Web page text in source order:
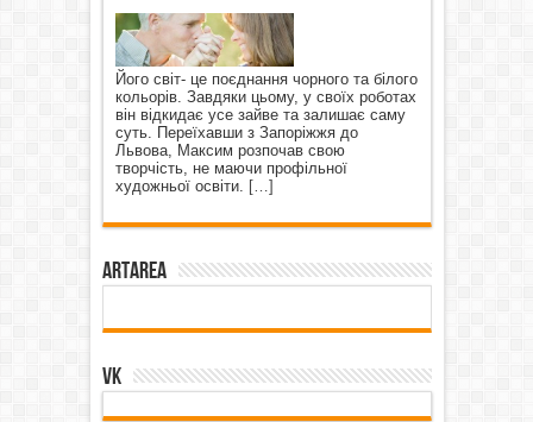
Його світ- це поєднання чорного та білого
кольорів. Завдяки цьому, у своїх роботах
він відкидає усе зайве та залишає саму
суть. Переїхавши з Запоріжжя до
Львова, Максим розпочав свою
творчість, не маючи профільної
художньої освіти. […]
ArtArea
VK